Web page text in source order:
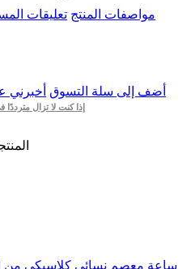
مواصفات المنتج تعليقات
+أضف إلى سلة التسوق أخبرني
إذا كنت لا تزال مترددًا